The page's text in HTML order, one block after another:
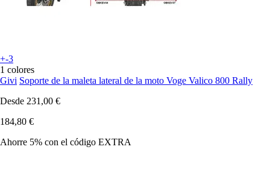
+-3
1 colores
Givi Soporte de la maleta lateral de la moto Voge Valico 800 Rally
Desde 231,00 €
184,80 €
Ahorre 5% con el código EXTRA